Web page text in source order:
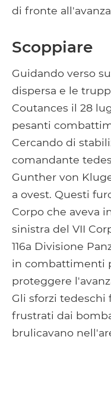
di fronte
Scoppiare
Guidando verso
dispersa e le
Coutances il 28
pesanti
Cercando di
comandante
Gunther von
a ovest. Questi
Corpo che aveva
sinistra del VII
116a Divisione
in combattimenti
proteggere
Gli sforzi
frustrati dai
brulicavano